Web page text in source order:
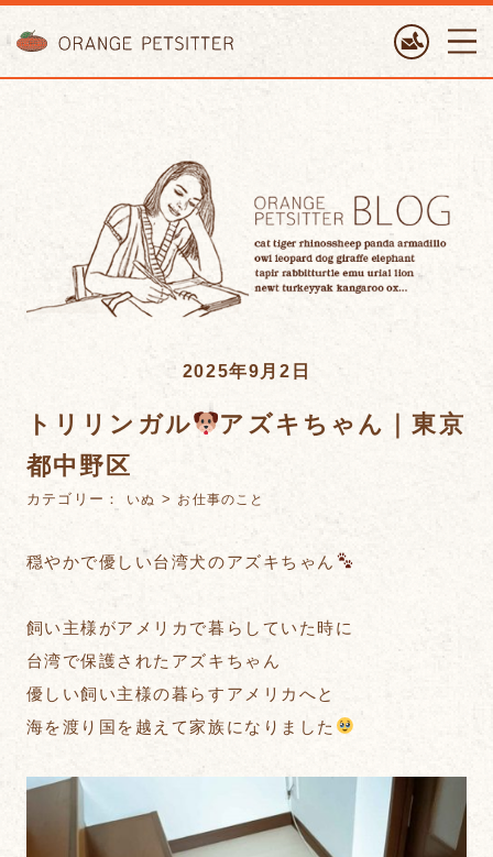
2025年9月2日
トリリンガル
アズキちゃん｜東京
都中野区
カテゴリー： いぬ > お仕事のこと
穏やかで優しい台湾犬のアズキちゃん
飼い主様がアメリカで暮らしていた時に
台湾で保護されたアズキちゃん
優しい飼い主様の暮らすアメリカへと
海を渡り国を越えて家族になりました